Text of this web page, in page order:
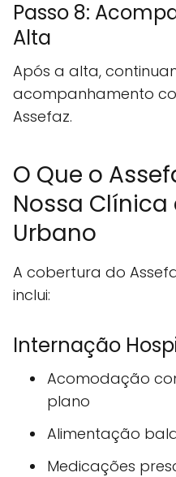
Passo 8:
Alta
Após a alta,
acompanhamento
Assefaz.
O Que o
Nossa
Urbano
A cobertura do
inclui:
Internação
Acomodação
plano
Alimentação
Medicações